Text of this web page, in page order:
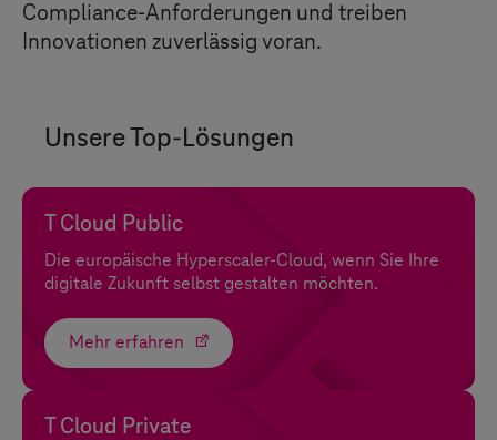
Compliance-Anforderungen und treiben
Innovationen zuverlässig voran.
Unsere Top-Lösungen
T Cloud Public
Die europäische Hyperscaler-Cloud, wenn Sie Ihre
digitale Zukunft selbst gestalten möchten.
Mehr erfahren
T Cloud Private